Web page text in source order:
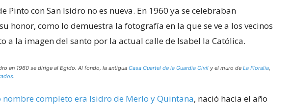
Pinto con San Isidro no es nueva. En 1960 ya se celebraban
honor, como lo demuestra la fotografía en la que se ve a los vecinos
a la imagen del santo por la actual calle de Isabel la Católica.
en 1960 se dirige al Egido. Al fondo, la antigua Casa Cuartel de la Guardia Civil y el muro de La Floralia,
.
nombre completo era Isidro de Merlo y Quintana, nació hacia el año